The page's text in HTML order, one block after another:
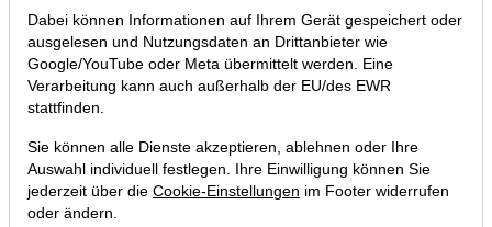
13.02.2018 um 11:19 Uhr | TraderFox GmbH
Dabei können Informationen auf Ihrem Gerät gespeichert oder
ausgelesen und Nutzungsdaten an Drittanbieter wie
Google/YouTube oder Meta übermittelt werden. Eine
Verarbeitung kann auch außerhalb der EU/des EWR
stattfinden.
Sie können alle Dienste akzeptieren, ablehnen oder Ihre
Auswahl individuell festlegen. Ihre Einwilligung können Sie
jederzeit über die Cookie-Einstellungen im Footer widerrufen
oder ändern.